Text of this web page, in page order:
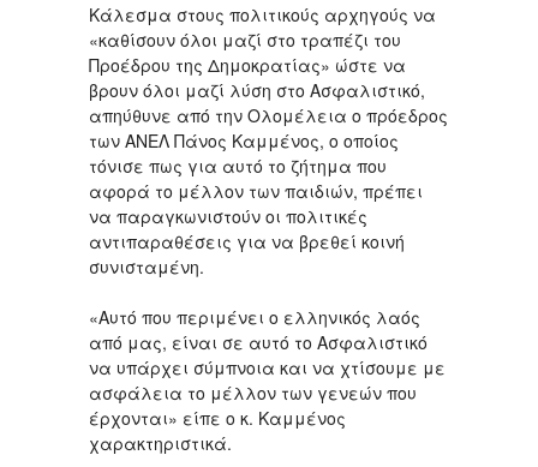
Κάλεσμα στους πολιτικούς αρχηγούς να
«καθίσουν όλοι μαζί στο τραπέζι του
Προέδρου της Δημοκρατίας» ώστε να
βρουν όλοι μαζί λύση στο Ασφαλιστικό,
απηύθυνε από την Ολομέλεια ο πρόεδρος
των ΑΝΕΛ Πάνος Καμμένος, ο οποίος
τόνισε πως για αυτό το ζήτημα που
αφορά το μέλλον των παιδιών, πρέπει
να παραγκωνιστούν οι πολιτικές
αντιπαραθέσεις για να βρεθεί κοινή
συνισταμένη.
«Αυτό που περιμένει ο ελληνικός λαός
από μας, είναι σε αυτό το Ασφαλιστικό
να υπάρχει σύμπνοια και να χτίσουμε με
ασφάλεια το μέλλον των γενεών που
έρχονται» είπε ο κ. Καμμένος
χαρακτηριστικά.